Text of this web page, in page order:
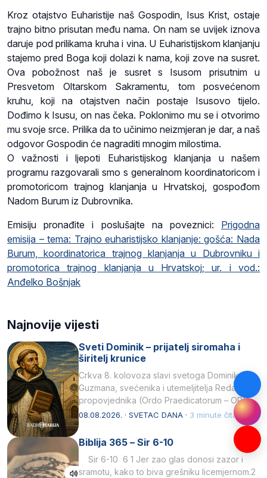
Kroz otajstvo Euharistije naš Gospodin, Isus Krist, ostaje
trajno bitno prisutan među nama. On nam se uvijek iznova
daruje pod prilikama kruha i vina. U Euharistijskom klanjanju
stajemo pred Boga koji dolazi k nama, koji zove na susret.
Ova pobožnost naš je susret s Isusom prisutnim u
Presvetom Oltarskom Sakramentu, tom posvećenom
kruhu, koji na otajstven način postaje Isusovo tijelo.
Dođimo k Isusu, on nas čeka. Poklonimo mu se i otvorimo
mu svoje srce. Prilika da to učinimo neizmjeran je dar, a naš
odgovor Gospodin će nagraditi mnogim milostima.
O važnosti i ljepoti Euharistijskog klanjanja u našem
programu razgovarali smo s generalnom koordinatoricom i
promotoricom trajnog klanjanja u Hrvatskoj, gospođom
Nadom Burum iz Dubrovnika.
Emisiju pronađite i poslušajte na poveznici: Prigodna
emisija – tema: Trajno euharistijsko klanjanje: gošća: Nada
Burum, koordinatorica trajnog klanjanja u Dubrovniku i
promotorica trajnog klanjanja u Hrvatskoj; ur. i vod.:
Anđelko Bošnjak
Najnovije vijesti
Sveti Dominik – prijatelj siromaha i
širitelj krunice
Crkva 8. kolovoza slavi svetoga Dominika
Guzmana, svećenika i utemeljitelja Reda
propovjednika (Ordo Praedicatorum – OP).
Svojim životom, dubokom ljubavlju prema
08.08.2026. · SVETAC DANA · 3 minute čitanja
Biblija 365 – Sir 6-10
Sir 6-10 6 1 Jer zao glas donosi zazor i
sramotu, kako to biva grešniku licemjernom.2